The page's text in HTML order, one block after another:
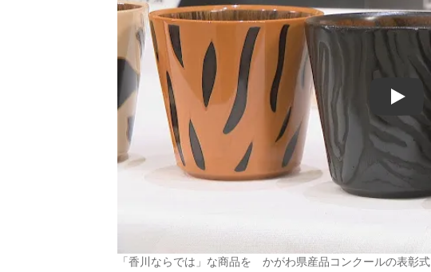
Play
「香川ならでは」な商品を かがわ県産品コンクールの表彰式